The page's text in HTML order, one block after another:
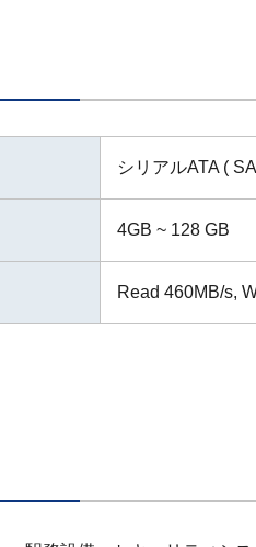
シリアルATA (
4GB ~ 128 GB
Read 460MB/s,